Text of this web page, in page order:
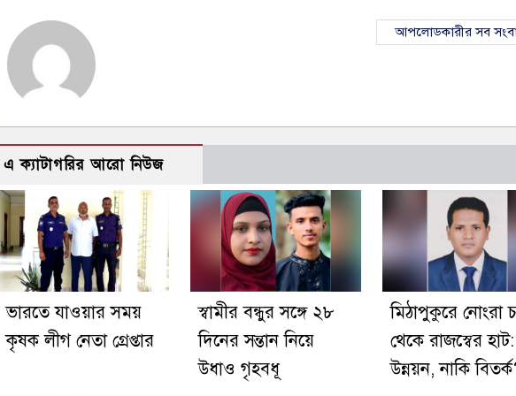
আপলোডকারীর সব
এ ক্যাটাগরির আরো নিউজ
ভারতে যাওয়ার সময়
কৃষক লীগ নেতা গ্রেপ্তার
স্বামীর বন্ধুর সঙ্গে ২৮
দিনের সন্তান নিয়ে
উধাও গৃহবধূ
মিঠাপুকুরে নোংরা
থেকে রাজস্বের হাট:
উন্নয়ন, নাকি